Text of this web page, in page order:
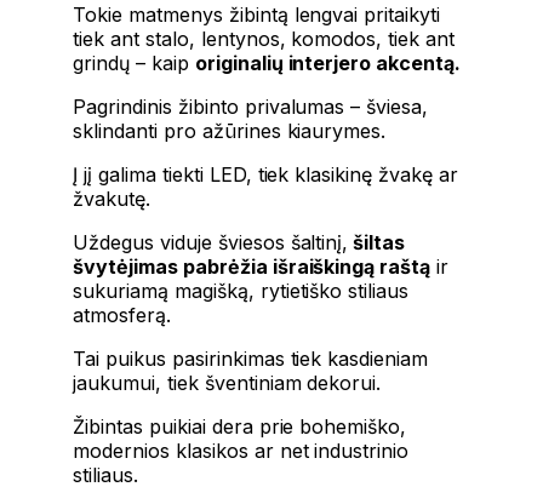
Tokie matmenys žibintą lengvai pritaikyti
tiek ant stalo, lentynos, komodos, tiek ant
grindų – kaip originalių interjero akcentą.
Pagrindinis žibinto privalumas – šviesa,
sklindanti pro ažūrines kiaurymes.
Į jį galima tiekti LED, tiek klasikinę žvakę ar
žvakutę.
Uždegus viduje šviesos šaltinį, šiltas
švytėjimas pabrėžia išraiškingą raštą ir
sukuriamą magišką, rytietiško stiliaus
atmosferą.
Tai puikus pasirinkimas tiek kasdieniam
jaukumui, tiek šventiniam dekorui.
Žibintas puikiai dera prie bohemiško,
modernios klasikos ar net industrinio
stiliaus.